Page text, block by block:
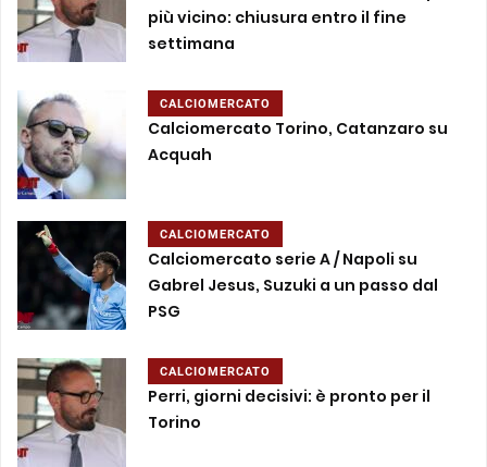
più vicino: chiusura entro il fine
settimana
CALCIOMERCATO
Calciomercato Torino, Catanzaro su
Acquah
CALCIOMERCATO
Calciomercato serie A / Napoli su
Gabrel Jesus, Suzuki a un passo dal
PSG
CALCIOMERCATO
Perri, giorni decisivi: è pronto per il
Torino